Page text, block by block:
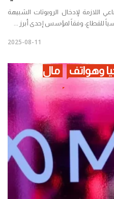
اللازمة لإدخال الروبوتات الشبيهة
للقطاع، وفقاً لمؤسس إحدى أبرز ...
2025-08-11
وهواتف
مال